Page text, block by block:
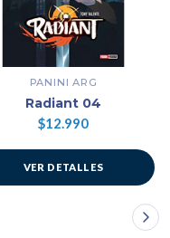
PANINI ARG
Radiant 04
$12.990
VER DETALLES